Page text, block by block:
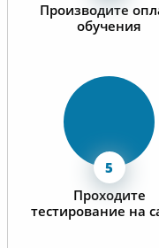
Производите
обучения
Проходите
тестирование на